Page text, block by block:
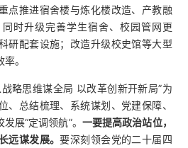
点推进宿舍楼与炼化楼改造、产教融
时升级完善学生宿舍、校园管网更
研配套设施；改造升级校史馆等大型
。
略思维谋全局 以改革创新开新局”为
、总结梳理、系统谋划、党建保障、
发展“定调领航”。 一要提高政治站位，
远谋发展。要深刻领会党的二十届四